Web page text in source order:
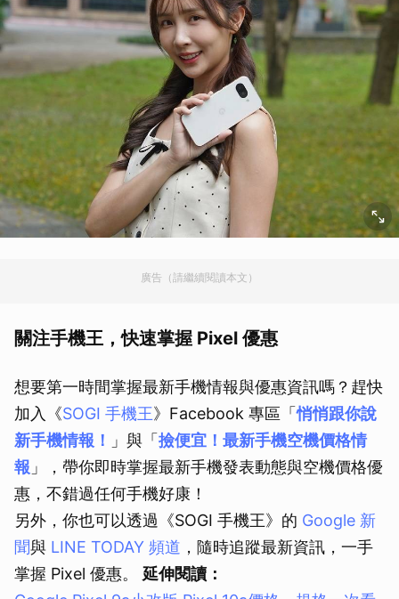
廣告（請繼續閱讀本文）
關注手機王，快速掌握 Pixel 優惠
想要第一時間掌握最新手機情報與優惠資訊嗎？趕快
加入《SOGI 手機王》Facebook 專區「悄悄跟你說
新手機情報！
」與「撿便宜！最新手機空機價格情
報 」，帶你即時掌握最新手機發表動態與空機價格優
惠，不錯過任何手機好康！
另外，你也可以透過《SOGI 手機王》的 Google 新
聞與 LINE TODAY 頻道 ，隨時追蹤最新資訊，一手
掌握 Pixel 優惠。 延伸閱讀：